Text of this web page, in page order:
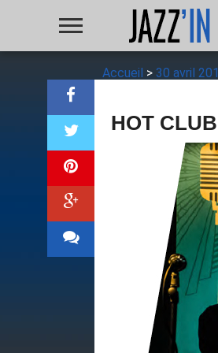
Accueil > 30 avril
HOT